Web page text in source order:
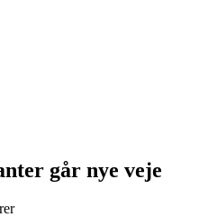
går nye veje